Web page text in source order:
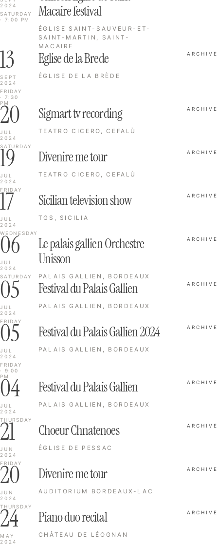
2024
SATURDAY
· 7:00 PM
Macaire festival
ÉGLISE SAINT-SAUVEUR-ET-
SAINT-MARTIN, SAINT-
MACAIRE
13
SEPT
2024
FRIDAY
· 7:30
PM
Eglise de la Brede
ÉGLISE DE LA BRÈDE
ARCHIVE
20
JUL
2024
SATURDAY
Sigmart tv recording
TEATRO CICERO, CEFALÙ
ARCHIVE
19
JUL
2024
FRIDAY
Divenire me tour
TEATRO CICERO, CEFALÙ
ARCHIVE
17
JUL
2024
WEDNESDAY
Sicilian television show
TGS, SICILIA
ARCHIVE
06
JUL
2024
SATURDAY
Le palais gallien Orchestre
Unisson
PALAIS GALLIEN, BORDEAUX
ARCHIVE
05
JUL
2024
FRIDAY
Festival du Palais Gallien
PALAIS GALLIEN, BORDEAUX
ARCHIVE
05
JUL
2024
FRIDAY
· 9:00
PM
Festival du Palais Gallien 2024
PALAIS GALLIEN, BORDEAUX
ARCHIVE
04
JUL
2024
THURSDAY
Festival du Palais Gallien
PALAIS GALLIEN, BORDEAUX
ARCHIVE
21
JUN
2024
FRIDAY
Choeur Chnatenoes
ÉGLISE DE PESSAC
ARCHIVE
20
JUN
2024
THURSDAY
Divenire me tour
AUDITORIUM BORDEAUX-LAC
ARCHIVE
24
MAY
2024
Piano duo recital
CHÂTEAU DE LÉOGNAN
ARCHIVE